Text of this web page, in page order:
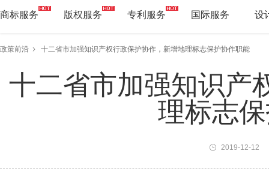
商标服务 版权服务 专利服务 国际服务 设
政策前沿 十二省市加强知识产权行政保护协作，新增地理标志保护协作职能
十二省市加强知识产
理标志
2019-12-12